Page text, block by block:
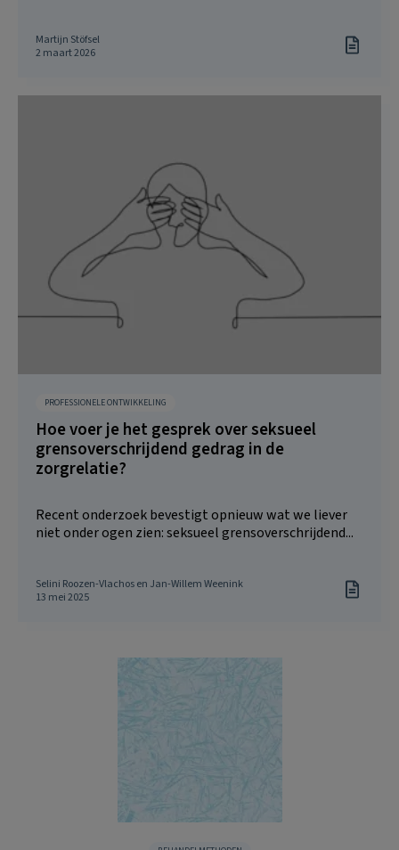
Martijn Stöfsel
2 maart 2026
PROFESSIONELE ONTWIKKELING
Hoe voer je het gesprek over seksueel
grensoverschrijdend gedrag in de
zorgrelatie?
Recent onderzoek bevestigt opnieuw wat we liever
niet onder ogen zien: seksueel grensoverschrijdend...
Selini Roozen-Vlachos en Jan-Willem Weenink
13 mei 2025